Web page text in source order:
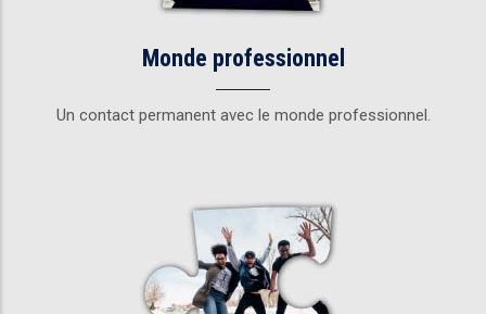
Monde professionnel
Un contact permanent avec le monde professionnel.